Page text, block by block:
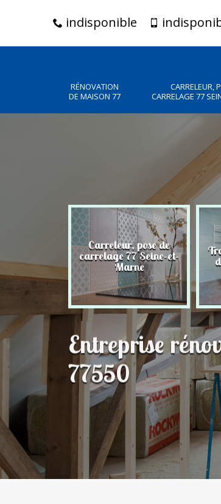
indisponible
RÉNOVATION
DE MAISON 77
CARRELEUR,
CARRELAGE 77
Carreleur, pose de
carrelage 77 Seine-et-
Marne
Entreprise
77550